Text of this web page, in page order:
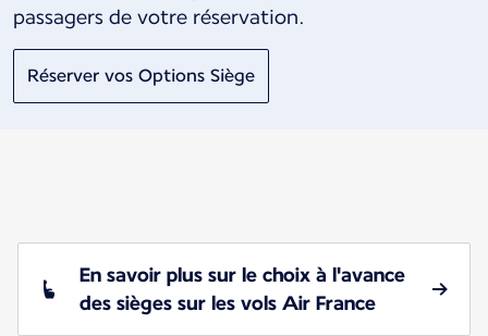
passagers de votre réservation.
Réserver vos Options Siège
En savoir plus sur le choix à l'avance
des sièges sur les vols Air France